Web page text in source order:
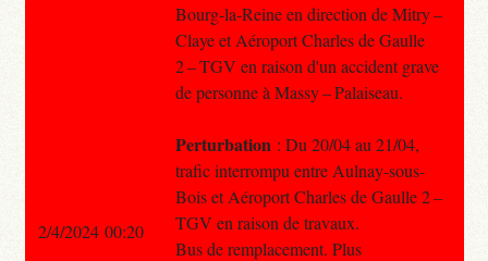
Bourg-la-Reine en direction de Mitry –
Claye et Aéroport Charles de Gaulle
2 – TGV en raison d'un accident grave
de personne à Massy – Palaiseau.
Perturbation : Du 20/04 au 21/04,
trafic interrompu entre Aulnay-sous-
Bois et Aéroport Charles de Gaulle 2 –
TGV en raison de travaux.
Bus de remplacement. Plus
2/4/2024 00:20